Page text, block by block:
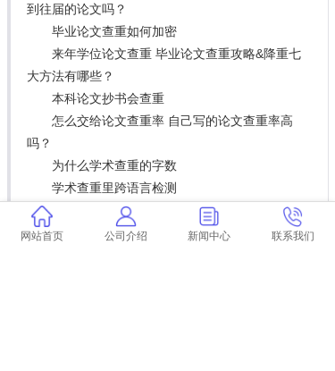
到往届的论文吗？
毕业论文查重如何加密
来年学位论文查重 毕业论文查重攻略&降重七
大方法有哪些？
本科论文抄书会查重
怎么交给论文查重率 自己写的论文查重率高
吗？
为什么学术查重的字数
学术查重里跨语言检测
学术不端报告检测网站 学术不端网怎么样？
论文查重能查到ppt上的
网站首页 公司介绍 新闻中心 联系我们